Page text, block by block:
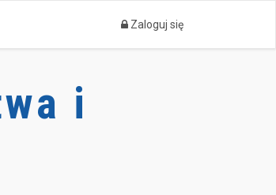
Zaloguj się
i